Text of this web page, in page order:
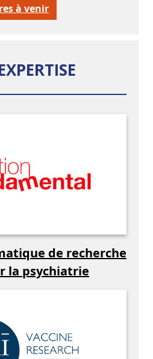
à venir
de recherche
la psychiatrie